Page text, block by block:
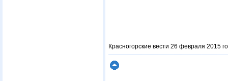
Красногорские вести 26 февраля 2015